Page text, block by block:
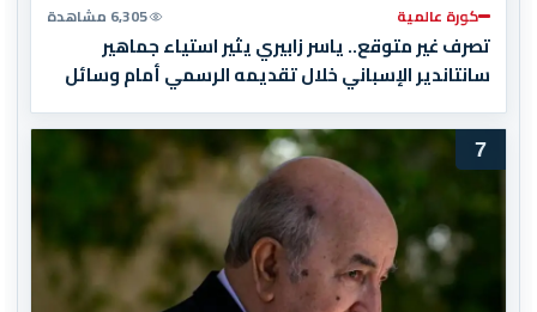
كورة عالمية 6,305 مشاهدة
تصرف غير متوقع.. ياسر زابيري يثير استياء جماهير
سانتاندير الإسباني خلال تقديمه الرسمي أمام وسائل
الإعلام
7